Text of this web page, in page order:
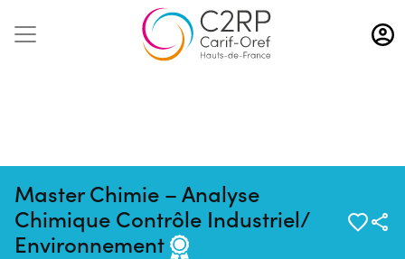
Aller
au
contenu
Master Chimie – Analyse
Chimique Contrôle Industriel/
Environnement
Pas de session programmée en
ce moment